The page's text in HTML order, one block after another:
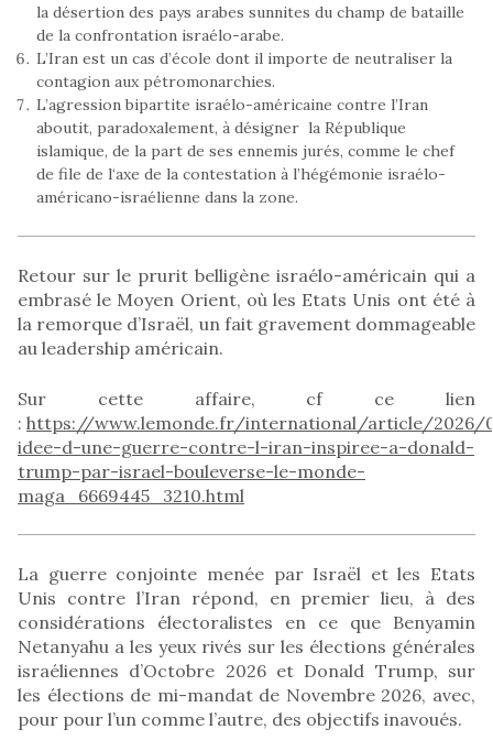
la désertion des pays arabes sunnites du champ de bataille
de la confrontation israélo-arabe.
L’Iran est un cas d’école dont il importe de neutraliser la
contagion aux pétromonarchies.
L’agression bipartite israélo-américaine contre l’Iran
aboutit, paradoxalement, à désigner la République
islamique, de la part de ses ennemis jurés, comme le chef
de file de l‘axe de la contestation à l’hégémonie israélo-
américano-israélienne dans la zone.
Retour sur le prurit belligène israélo-américain qui a
embrasé le Moyen Orient, où les Etats Unis ont été à
la remorque d’Israël, un fait gravement dommageable
au leadership américain.
Sur cette affaire, cf ce lien
: https://www.lemonde.fr/international/article/
idee-d-une-guerre-contre-l-iran-inspiree-a-donald-
trump-par-israel-bouleverse-le-monde-
maga_6669445_3210.html
La guerre conjointe menée par Israël et les Etats
Unis contre l’Iran répond, en premier lieu, à des
considérations électoralistes en ce que Benyamin
Netanyahu a les yeux rivés sur les élections générales
israéliennes d’Octobre 2026 et Donald Trump, sur
les élections de mi-mandat de Novembre 2026, avec,
pour pour l’un comme l’autre, des objectifs inavoués.